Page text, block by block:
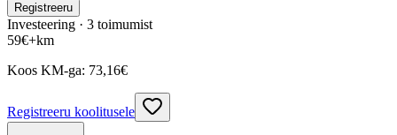
Registreeru
Investeering · 3 toimumist
59€+km
Koos KM-ga: 73,16€
Registreeru koolitusele